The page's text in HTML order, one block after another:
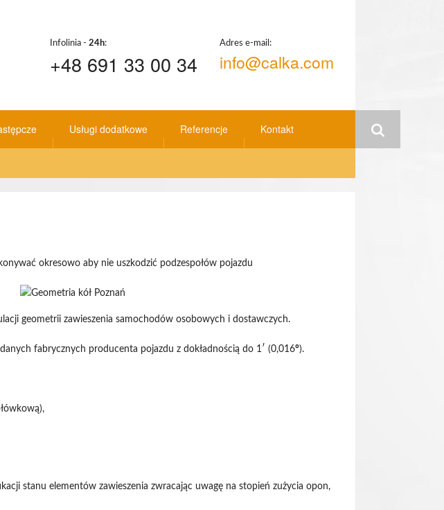
Adres e-mail:
info@calka.com
Infolinia - 24h:
+48 691 33 00 34
Usługi dodatkowe Referencje Kontakt
okresowo aby nie uszkodzić podzespołów pojazdu
geometrii zawieszenia samochodów osobowych i dostawczych.
fabrycznych producenta pojazdu z dokładnością do 1′ (0,016°).
stanu elementów zawieszenia zwracając uwagę na stopień zużycia opon,